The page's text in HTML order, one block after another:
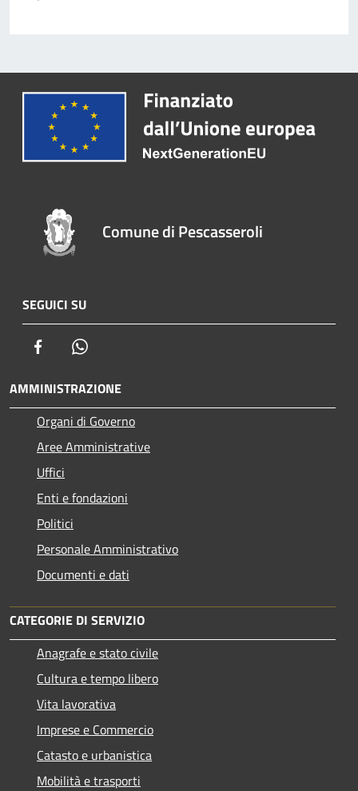
Comune di Pescasseroli
SEGUICI SU
Facebook
AMMINISTRAZIONE
Organi di Governo
Aree Amministrative
Uffici
Enti e fondazioni
Politici
Personale Amministrativo
Documenti e dati
CATEGORIE DI SERVIZIO
Anagrafe e stato civile
Cultura e tempo libero
Vita lavorativa
Imprese e Commercio
Catasto e urbanistica
Mobilità e trasporti